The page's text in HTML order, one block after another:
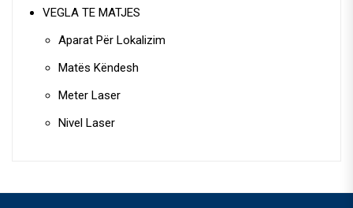
VEGLA TE MATJES
Aparat Për Lokalizim
Matës Këndesh
Meter Laser
Nivel Laser